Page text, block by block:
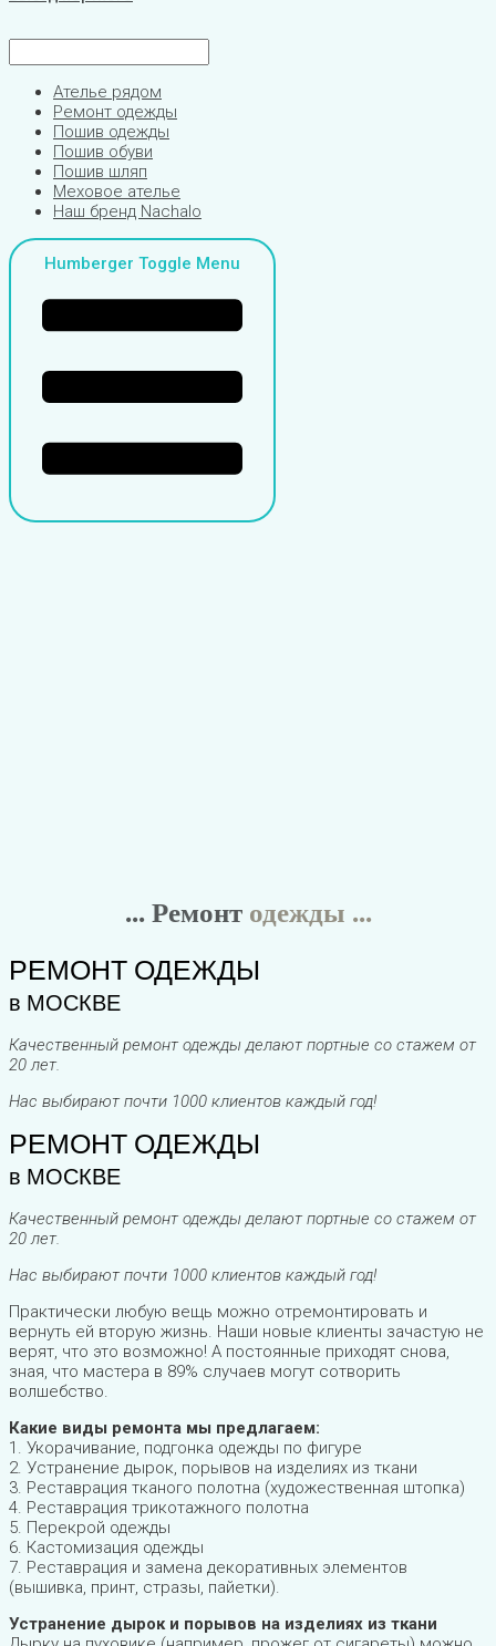
Ателье рядом
Ремонт одежды
Пошив одежды
Пошив обуви
Пошив шляп
Меховое ателье
Наш бренд Nachalo
Humberger Toggle Menu
... Ремонт одежды ...
РЕМОНТ ОДЕЖДЫ
в МОСКВЕ
Качественный ремонт одежды делают портные со стажем от
20 лет.
Нас выбирают почти 1000 клиентов каждый год!
РЕМОНТ ОДЕЖДЫ
в МОСКВЕ
Качественный ремонт одежды делают портные со стажем от
20 лет.
Нас выбирают почти 1000 клиентов каждый год!
Практически любую вещь можно отремонтировать и
вернуть ей вторую жизнь. Наши новые клиенты зачастую не
верят, что это возможно! А постоянные приходят снова,
зная, что мастера в 89% случаев могут сотворить
волшебство.
Какие виды ремонта мы предлагаем:
1. Укорачивание, подгонка одежды по фигуре
2. Устранение дырок, порывов на изделиях из ткани
3. Реставрация тканого полотна (художественная штопка)
4. Реставрация трикотажного полотна
5. Перекрой одежды
6. Кастомизация одежды
7. Реставрация и замена декоративных элементов
(вышивка, принт, стразы, пайетки).
Устранение дырок и порывов на изделиях из ткани